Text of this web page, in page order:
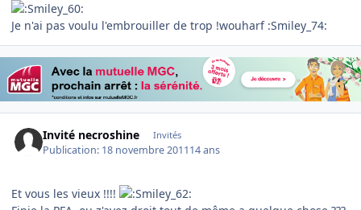
Je n'ai pas voulu l'embrouiller de trop !wouharf :Smiley_74:
Invité necroshine Invités
Publication: 18 novembre 201114 ans
Et vous les vieux !!!!